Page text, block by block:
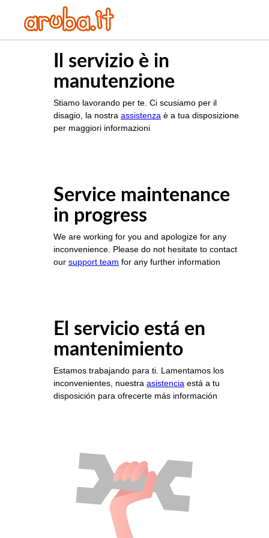
Il servizio è in
manutenzione
Stiamo lavorando per te. Ci scusiamo per il
disagio, la nostra assistenza è a tua disposizione
per maggiori informazioni
Service maintenance
in progress
We are working for you and apologize for any
inconvenience. Please do not hesitate to contact
our support team for any further information
El servicio está en
mantenimiento
Estamos trabajando para ti. Lamentamos los
inconvenientes, nuestra asistencia está a tu
disposición para ofrecerte más información